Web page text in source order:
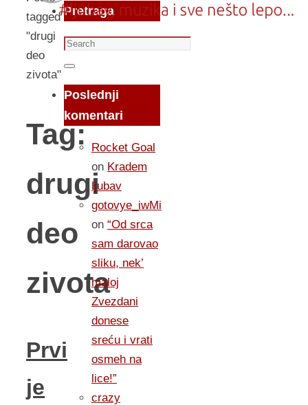
tagged
"drugi
deo
zivota"
Tag:
drugi
deo
zivota
Prvi
je
Pretraga
Search
for:
Search
Poslednji
komentari
Rocket Goal
on Kradem
ljubav
gotovye_iwMi
on “Od srca
sam darovao
sliku, nek’
maloj
Zvezdani
donese
sreću i vrati
osmeh na
lice!”
crazy